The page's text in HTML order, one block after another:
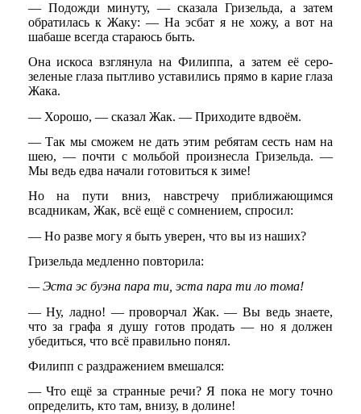
— Подожди минуту, — сказала Гризельда, а затем
обратилась к Жаку: — На эсбат я не хожу, а вот на
шабаше всегда стараюсь быть.
Она искоса взглянула на Филиппа, а затем её серо-
зеленые глаза пытливо уставились прямо в карие глаза
Жака.
— Хорошо, — сказал Жак. — Приходите вдвоём.
— Так мы сможем не дать этим ребятам сесть нам на
шею, — почти с мольбой произнесла Гризельда. —
Мы ведь едва начали готовиться к зиме!
Но на пути вниз, навстречу приближающимся
всадникам, Жак, всё ещё с сомнением, спросил:
— Но разве могу я быть уверен, что вы из наших?
Гризельда медленно повторила:
— Эста эс буэна пара ти, эста пара ти ло тома!
— Ну, ладно! — проворчал Жак. — Вы ведь знаете,
что за графа я душу готов продать — но я должен
убедиться, что всё правильно понял.
Филипп с раздражением вмешался:
— Что ещё за странные речи? Я пока не могу точно
определить, кто там, внизу, в долине!